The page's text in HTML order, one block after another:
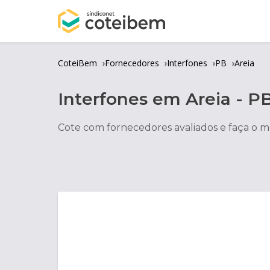
CoteiBem Fornecedores Interfones PB Areia
Interfones em Areia -
Cote com fornecedores avaliados e faça o